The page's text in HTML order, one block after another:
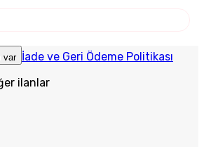
var İade ve Geri Ödeme Politikası
ilanlar